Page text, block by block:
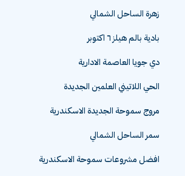
زهرة الساحل الشمالي
بادية بالم هيلز ٦ اكتوبر
دي جويا العاصمة الادارية
الحي اللاتيني العلمين الجديدة
مروج سموحة الجديدة الاسكندرية
سمر الساحل الشمالي
افضل مشروعات سموحة الاسكندرية